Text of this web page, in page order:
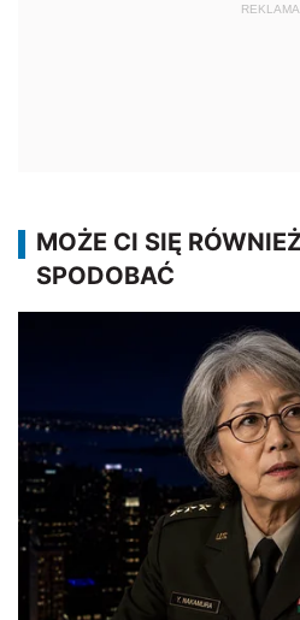
REKLAMA